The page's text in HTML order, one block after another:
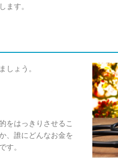
ます。
しょう。
をはっきりさせるこ
、誰にどんなお金を
す。